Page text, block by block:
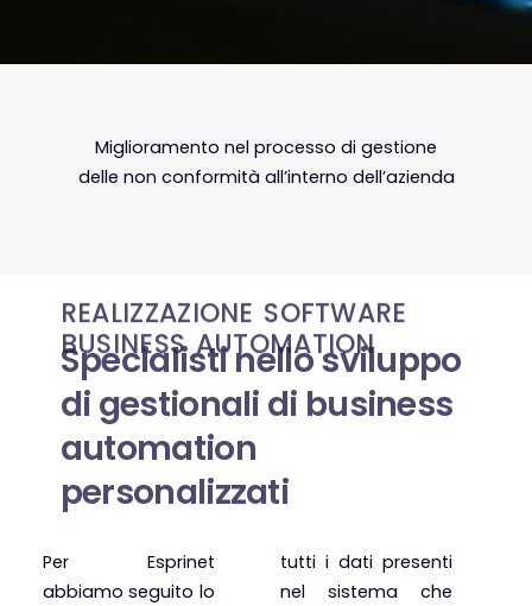
Miglioramento nel processo di gestione
delle non conformità all’interno dell’azienda
REALIZZAZIONE SOFTWARE
BUSINESS AUTOMATION
Specialisti nello sviluppo
di gestionali di business
automation
personalizzati
Per Esprinet
abbiamo seguito lo
tutti i dati presenti
nel sistema che